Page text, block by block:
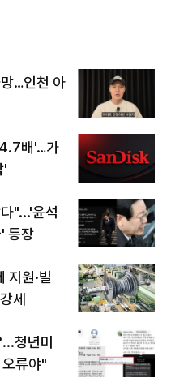
…인천 아
배'…가
'
"...'윤석
등장
지원·빌
세
청년미
류야"